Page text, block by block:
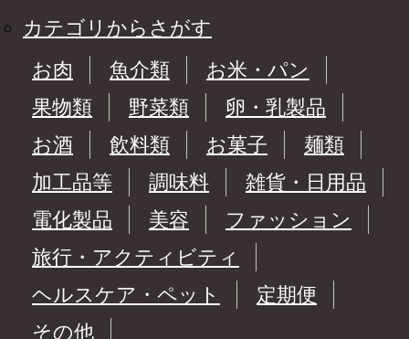
カテゴリからさがす
お肉
魚介類
お米・パン
果物類
野菜類
卵・乳製品
お酒
飲料類 お菓子
麺類
加工品等
調味料
雑貨・日用品
電化製品
美容
ファッション
旅行・アクティビティ
ヘルスケア・ペット
定期便
その他